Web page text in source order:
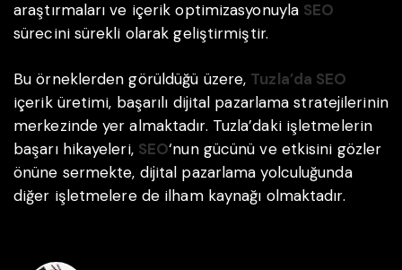
araştırmaları ve içerik optimizasyonuyla SEO
sürecini sürekli olarak geliştirmiştir.
Bu örneklerden görüldüğü üzere, Tuzla’da SEO
içerik üretimi, başarılı dijital pazarlama stratejilerinin
merkezinde yer almaktadır. Tuzla’daki işletmelerin
başarı hikayeleri, SEO‘nun gücünü ve etkisini gözler
önüne sermekte, dijital pazarlama yolculuğunda
diğer işletmelere de ilham kaynağı olmaktadır.